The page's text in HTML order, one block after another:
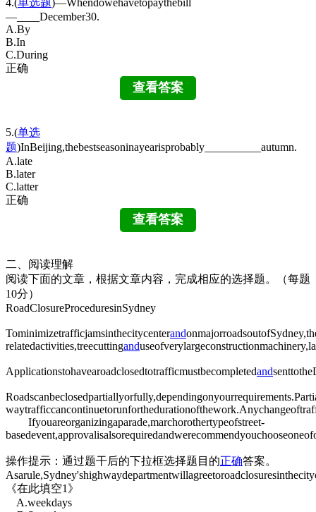
—____December30.
A.By
B.In
C.During
正确
5.(单选
题)InBeijing,thebestseasoninayearisprobably__________autumn.
A.late
B.later
C.latter
正确
二、阅读理解
阅读下面的文章，根据文章内容，完成相应的选择题。（每题
10分）
RoadClosureProceduresinSydney
Tominimizetrafficjamsinthecitycenterand
relatedactivities,treecuttingand
Applicationstohavearoadclosedtotrafficmustbecompletedand
Ifyouareorganizingaparade,marchorothertypeofstreet-
操作提示：通过题干后的下拉框选择题目的正确答案。
《在此填空1》
A.weekdays